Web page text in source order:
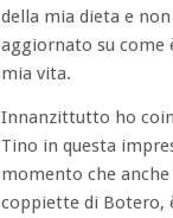
della mia dieta e
aggiornato su come
mia vita.
Innanzittutto ho
Tino in questa
momento che
coppiette di Botero,